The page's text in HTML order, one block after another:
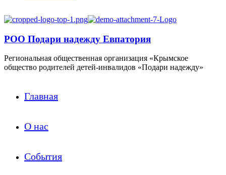
РОО Подари надежду Евпатория
Региональная общественная организация «Крымское
общество родителей детей-инвалидов «Подари надежду»
Главная
О нас
События